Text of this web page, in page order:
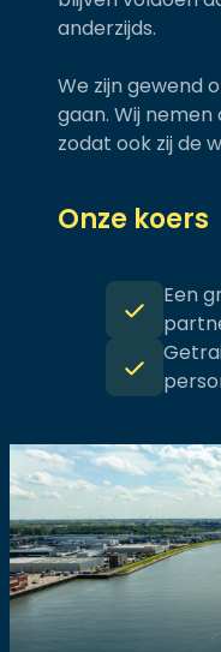
anderzijds.
We zijn gewend
gaan. Wij
zodat ook zij de
Onze koers
Een